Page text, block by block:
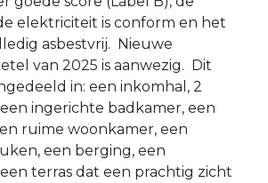
elektriciteit is conform en het
asbestvrij. Nieuwe
van 2025 is aanwezig. Dit
in: een inkomhal, 2
ingerichte badkamer, een
ruime woonkamer, een
een berging, een
terras dat een prachtig zicht